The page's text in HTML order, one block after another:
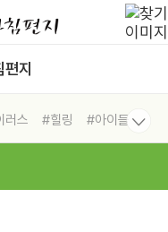
지
러스 #힐링
#아이들